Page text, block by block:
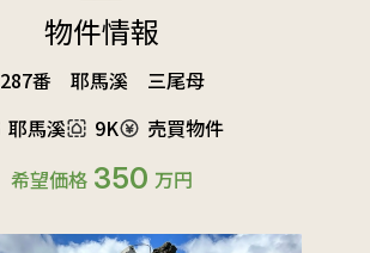
物件情報
287番 耶馬溪 三尾母
耶馬溪
9K
売買物件
希望価格 350 万円